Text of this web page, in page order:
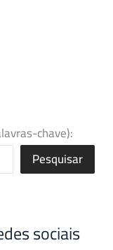
chave):
Pesquisar
sociais